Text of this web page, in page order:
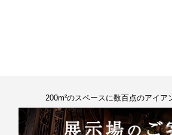
200m²のスペースに数百点のアイア